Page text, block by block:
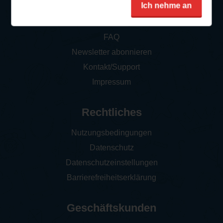
Ich nehme an
FAQ
Newsletter abonnieren
Kontakt/Support
Impressum
Rechtliches
Nutzungsbedingungen
Datenschutz
Datenschutzeinstellungen
Barrierefreiheitserklärung
Geschäftskunden